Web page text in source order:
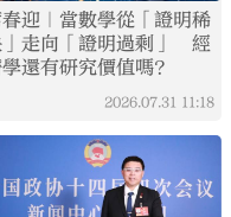
迎｜當數學從「證明稀
走向「證明過剩」 經
還有研究價值嗎？
2026.07.31 11:18